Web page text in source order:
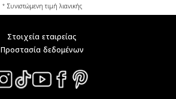
* Συνιστώμενη τιμή λιανικής
Στοιχεία εταιρείας
Προστασία δεδομένων